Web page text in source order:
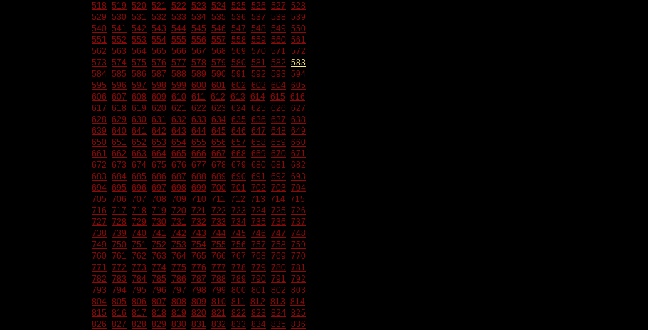
518 519 520 521 522 523 524 525 526 527 528
529 530 531 532 533 534 535 536 537 538 539
540 541 542 543 544 545 546 547 548 549 550
551 552 553 554 555 556 557 558 559 560 561
562 563 564 565 566 567 568 569 570 571 572
573 574 575 576 577 578 579 580 581 582 583
584 585 586 587 588 589 590 591 592 593 594
595 596 597 598 599 600 601 602 603 604 605
606 607 608 609 610 611 612 613 614 615 616
617 618 619 620 621 622 623 624 625 626 627
628 629 630 631 632 633 634 635 636 637 638
639 640 641 642 643 644 645 646 647 648 649
650 651 652 653 654 655 656 657 658 659 660
661 662 663 664 665 666 667 668 669 670 671
672 673 674 675 676 677 678 679 680 681 682
683 684 685 686 687 688 689 690 691 692 693
694 695 696 697 698 699 700 701 702 703 704
705 706 707 708 709 710 711 712 713 714 715
716 717 718 719 720 721 722 723 724 725 726
727 728 729 730 731 732 733 734 735 736 737
738 739 740 741 742 743 744 745 746 747 748
749 750 751 752 753 754 755 756 757 758 759
760 761 762 763 764 765 766 767 768 769 770
771 772 773 774 775 776 777 778 779 780 781
782 783 784 785 786 787 788 789 790 791 792
793 794 795 796 797 798 799 800 801 802 803
804 805 806 807 808 809 810 811 812 813 814
815 816 817 818 819 820 821 822 823 824 825
826 827 828 829 830 831 832 833 834 835 836